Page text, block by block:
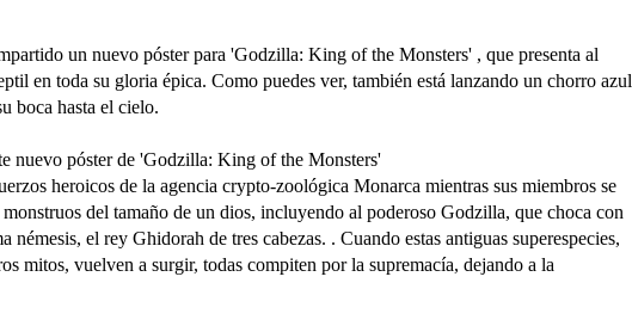
un nuevo póster para 'Godzilla: King of the Monsters' , que presenta al
en toda su gloria épica. Como puedes ver, también está lanzando un chorro azul
boca hasta el cielo.
nuevo póster de 'Godzilla: King of the Monsters'
heroicos de la agencia crypto-zoológica Monarca mientras sus miembros se
del tamaño de un dios, incluyendo al poderoso Godzilla, que choca con
némesis, el rey Ghidorah de tres cabezas. . Cuando estas antiguas superespecies,
mitos, vuelven a surgir, todas compiten por la supremacía, dejando a la